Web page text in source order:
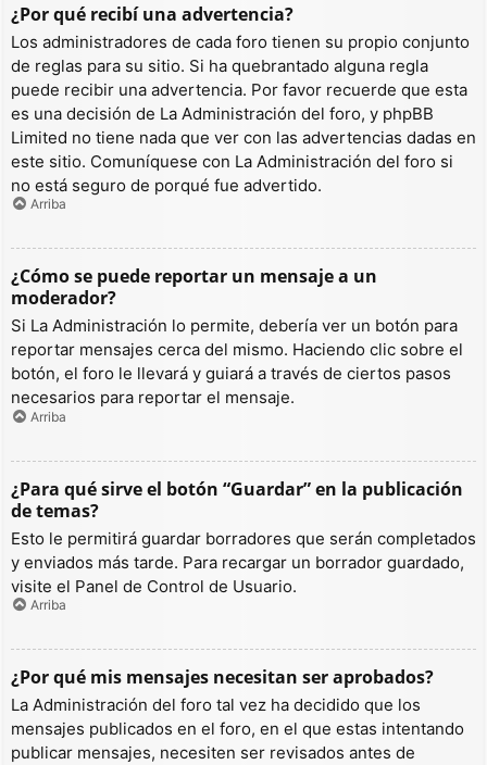
¿Por qué recibí una advertencia?
Los administradores de cada foro tienen su propio conjunto
de reglas para su sitio. Si ha quebrantado alguna regla
puede recibir una advertencia. Por favor recuerde que esta
es una decisión de La Administración del foro, y phpBB
Limited no tiene nada que ver con las advertencias dadas en
este sitio. Comuníquese con La Administración del foro si
no está seguro de porqué fue advertido.
Arriba
¿Cómo se puede reportar un mensaje a un
moderador?
Si La Administración lo permite, debería ver un botón para
reportar mensajes cerca del mismo. Haciendo clic sobre el
botón, el foro le llevará y guiará a través de ciertos pasos
necesarios para reportar el mensaje.
Arriba
¿Para qué sirve el botón “Guardar” en la publicación
de temas?
Esto le permitirá guardar borradores que serán completados
y enviados más tarde. Para recargar un borrador guardado,
visite el Panel de Control de Usuario.
Arriba
¿Por qué mis mensajes necesitan ser aprobados?
La Administración del foro tal vez ha decidido que los
mensajes publicados en el foro, en el que estas intentando
publicar mensajes, necesiten ser revisados antes de